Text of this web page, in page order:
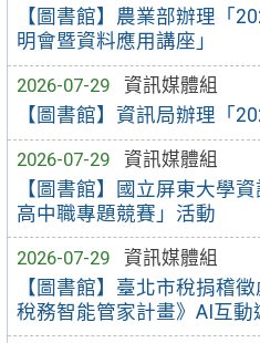
【圖書館】農業部辦理「
明會暨資料應用講座」
2026-07-29
資訊媒體組
【圖書館】資訊局辦理「
2026-07-29
資訊媒體組
【圖書館】國立屏東大學
高中職專題競賽」活動
2026-07-29
資訊媒體組
【圖書館】臺北市稅捐稽
稅務智能管家計畫》AI互